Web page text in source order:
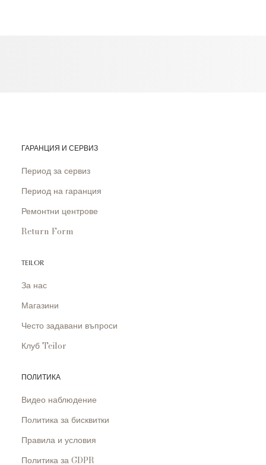
ГАРАНЦИЯ И СЕРВИЗ
Период за сервиз
Период на гаранция
Ремонтни центрове
Return Form
TEILOR
За нас
Магазини
Често задавани въпроси
Клуб Teilor
ПОЛИТИКА
Видео наблюдение
Политика за бисквитки
Правила и условия
Политика за GDPR